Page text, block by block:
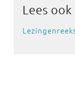
Lees ook